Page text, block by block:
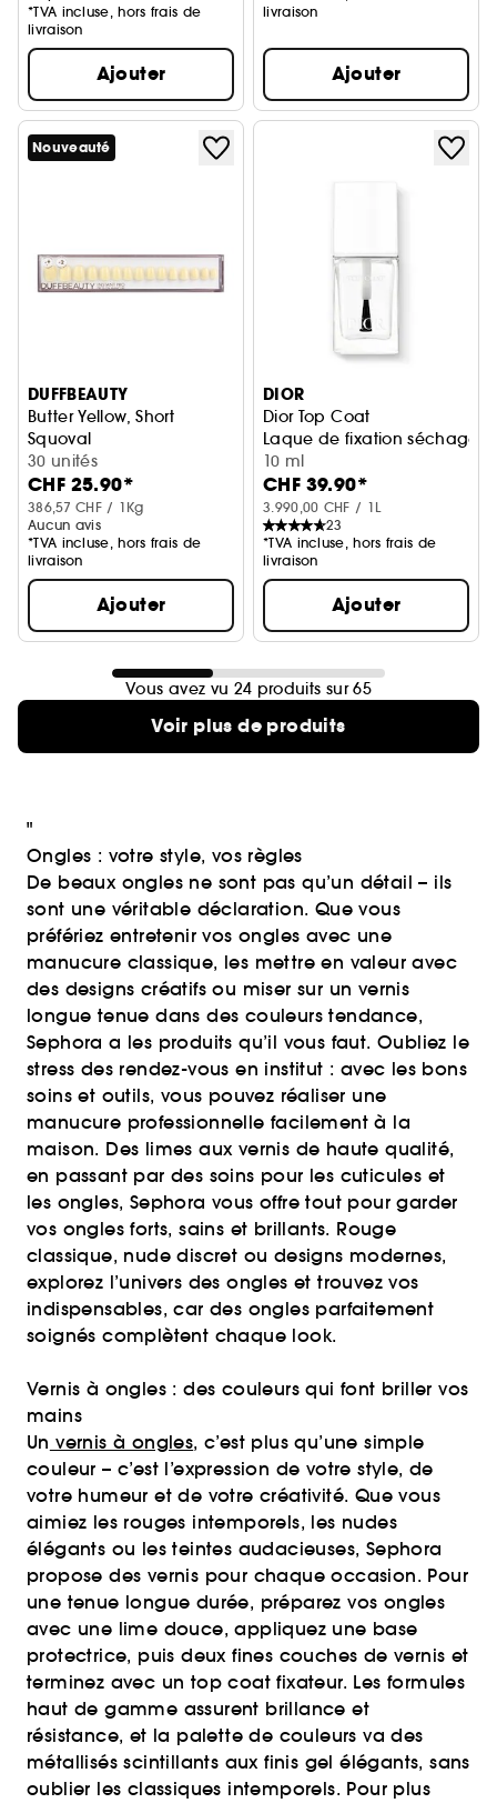
*TVA incluse, hors frais de
livraison
Ajouter
livraison
Ajouter
Nouveauté
DUFFBEAUTY
Butter Yellow, Short
Squoval
Instant Pro Press-on Manicure
30 unités
CHF 25.90*
386,57 CHF / 1Kg
Aucun avis
*TVA incluse, hors frais de
livraison
Ajouter
DIOR
Dior Top Coat
Laque de fixation séchage
10 ml
CHF 39.90*
3.990,00 CHF / 1L
23
*TVA incluse, hors frais de
livraison
Ajouter
Vous avez vu 24 produits sur 65
Voir plus de produits
"
Ongles : votre style, vos règles
De beaux ongles ne sont pas qu’un détail – ils
sont une véritable déclaration. Que vous
préfériez entretenir vos ongles avec une
manucure classique, les mettre en valeur avec
des designs créatifs ou miser sur un vernis
longue tenue dans des couleurs tendance,
Sephora a les produits qu’il vous faut. Oubliez le
stress des rendez-vous en institut : avec les bons
soins et outils, vous pouvez réaliser une
manucure professionnelle facilement à la
maison. Des limes aux vernis de haute qualité,
en passant par des soins pour les cuticules et
les ongles, Sephora vous offre tout pour garder
vos ongles forts, sains et brillants. Rouge
classique, nude discret ou designs modernes,
explorez l’univers des ongles et trouvez vos
indispensables, car des ongles parfaitement
soignés complètent chaque look.
Vernis à ongles : des couleurs qui font briller vos
mains
Un vernis à ongles, c’est plus qu’une simple
couleur – c’est l’expression de votre style, de
votre humeur et de votre créativité. Que vous
aimiez les rouges intemporels, les nudes
élégants ou les teintes audacieuses, Sephora
propose des vernis pour chaque occasion. Pour
une tenue longue durée, préparez vos ongles
avec une lime douce, appliquez une base
protectrice, puis deux fines couches de vernis et
terminez avec un top coat fixateur. Les formules
haut de gamme assurent brillance et
résistance, et la palette de couleurs va des
métallisés scintillants aux finis gel élégants, sans
oublier les classiques intemporels. Pour plus